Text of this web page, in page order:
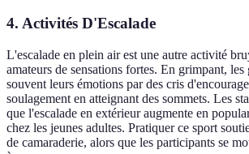
4. Activités D'Escalade
L'escalade en plein air est une autre activité
amateurs de sensations fortes. En grimpant,
souvent leurs émotions par des cris
soulagement en atteignant des sommets. Les
que l'escalade en extérieur augmente en
chez les jeunes adultes. Pratiquer ce sport
de camaraderie, alors que les participants se